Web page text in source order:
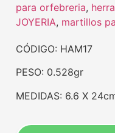
para orfebreria,
JOYERIA, martillos
CÓDIGO: HAM17
PESO: 0.528gr
MEDIDAS: 6.6 X